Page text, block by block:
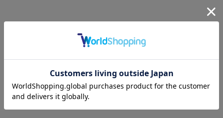
Color Variation